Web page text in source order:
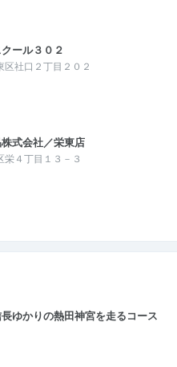
ール３０２
社口２丁目２０２
式会社／栄東店
栄４丁目１３－３
ゆかりの熱田神宮を走るコース